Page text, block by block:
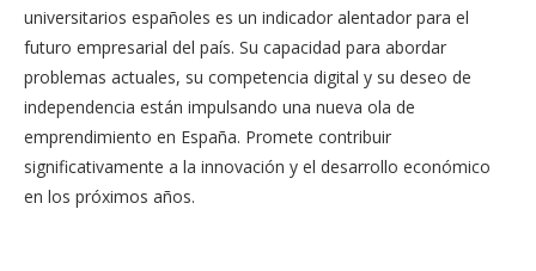
universitarios españoles es un indicador alentador para el
futuro empresarial del país. Su capacidad para abordar
problemas actuales, su competencia digital y su deseo de
independencia están impulsando una nueva ola de
emprendimiento en España. Promete contribuir
significativamente a la innovación y el desarrollo económico
en los próximos años.